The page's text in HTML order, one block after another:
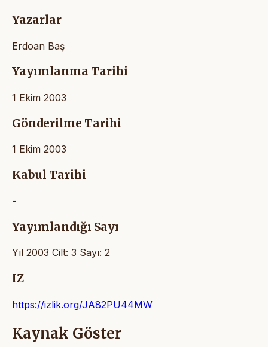
Yazarlar
Erdoan Baş
Yayımlanma Tarihi
1 Ekim 2003
Gönderilme Tarihi
1 Ekim 2003
Kabul Tarihi
-
Yayımlandığı Sayı
Yıl 2003 Cilt: 3 Sayı: 2
IZ
https://izlik.org/JA82PU44MW
Kaynak Göster